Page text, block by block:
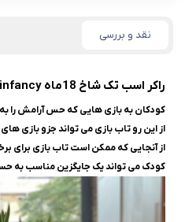
نقد و بررسی
راکر اسب تک شاخ 18ماه infancy
کودکان به بازی هایی که حس آرامش را به
از این رو تاب بازی می تواند جزو بازی
از آنجایی که ممکن است تاب بازی برای
کودک می تواند یک جایگزین مناسب به